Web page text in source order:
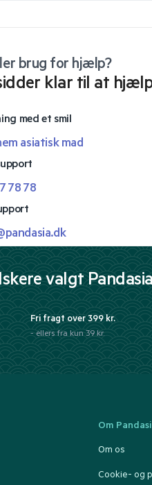
brug for hjælp?
klar til at
med et smil
asiatisk mad
78 78
valgt
Fri fragt over 399 kr.
- ellers fra kun 39 kr.
Om
Om os
Cookie- og